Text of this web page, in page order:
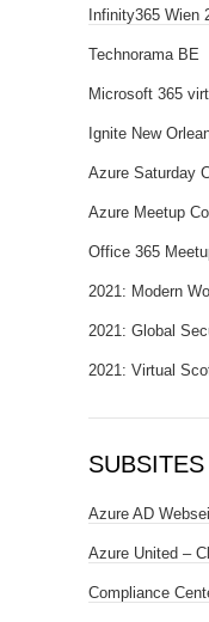
Infinity365 Wien
Technorama BE
Microsoft 365
Ignite New
Azure Saturday
Azure Meetup
Office 365
2021: Modern
2021: Global
2021: Virtual
SUBSITES
Azure AD
Azure United –
Compliance